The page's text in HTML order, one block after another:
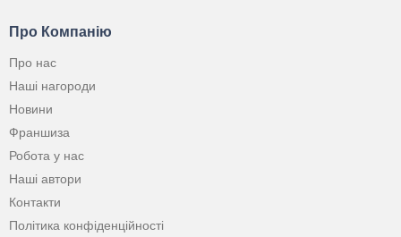
Про Компанію
Про нас
Наші нагороди
Новини
Франшиза
Робота у нас
Наші автори
Контакти
Політика конфіденційності